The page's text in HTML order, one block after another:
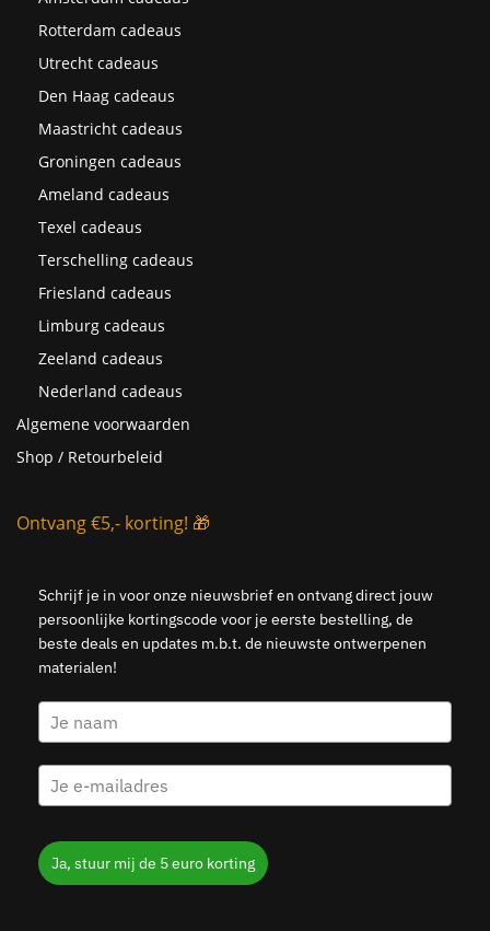
Rotterdam cadeaus
Utrecht cadeaus
Den Haag cadeaus
Maastricht cadeaus
Groningen cadeaus
Ameland cadeaus
Texel cadeaus
Terschelling cadeaus
Friesland cadeaus
Limburg cadeaus
Zeeland cadeaus
Nederland cadeaus
Algemene voorwaarden
Shop / Retourbeleid
Ontvang €5,- korting! 🎁
Schrijf je in voor onze nieuwsbrief en ontvang direct jouw
persoonlijke kortingscode voor je eerste bestelling, de
beste deals en updates m.b.t. de nieuwste ontwerpenen
materialen!
Ja, stuur mij de 5 euro korting